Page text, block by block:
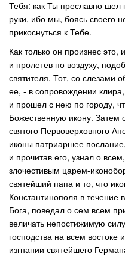
Тебя: как Ты преславно шел
руки, ибо мы, боясь своего
прикоснуться к Тебе.
Как только он произнес это,
и пролетев по воздуху,
святителя. Тот, со слезами
ее, - в сопровождении
и прошел с нею по городу,
Божественную икону. Затем
святого Первоверховного
иконы патриаршее
и прочитав его, узнал о
злочестивым царем-
святейший папа и то, что
Константинополя в течение
Бога, поведал о сем всем
величать непостижимую
господства на всем востоке
изгнании святейшего